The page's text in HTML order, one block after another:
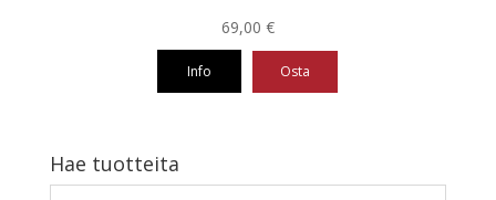
69,00 €
Info Osta
Hae tuotteita